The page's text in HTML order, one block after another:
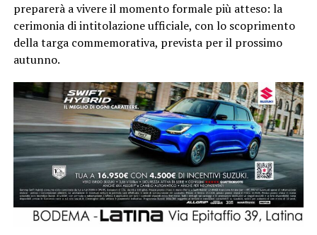
preparerà a vivere il momento formale più atteso: la
cerimonia di intitolazione ufficiale, con lo scoprimento
della targa commemorativa, prevista per il prossimo
autunno.